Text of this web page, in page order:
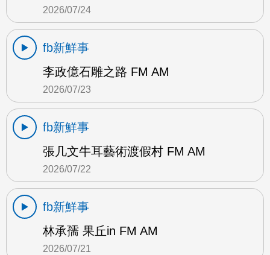
2026/07/24
fb新鮮事
李政億石雕之路 FM AM
2026/07/23
fb新鮮事
張几文牛耳藝術渡假村 FM AM
2026/07/22
fb新鮮事
林承孺 果丘in FM AM
2026/07/21